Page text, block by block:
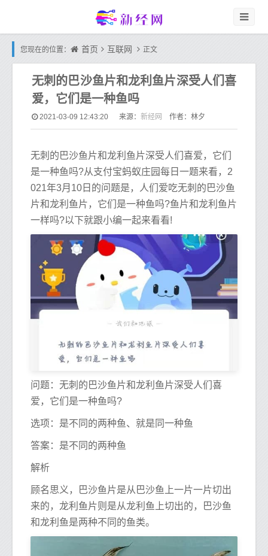
您现在的位置： 首页 互联网 正文
无刺的巴沙鱼片和龙利鱼片深受人们喜
爱，它们是一种鱼吗
2021-03-09 12:43:20 来源： 新经网 作者：林夕
无刺的巴沙鱼片和龙利鱼片深受人们喜爱，它们
是一种鱼吗?从支付宝蚂蚁庄园每日一题来看，2
021年3月10日的问题是，人们爱吃无刺的巴沙鱼
片和龙利鱼片，它们是一种鱼吗?鱼片和龙利鱼片
一样吗?以下就跟小编一起来看看!
问题：无刺的巴沙鱼片和龙利鱼片深受人们喜
爱，它们是一种鱼吗?
选项：是不同的两种鱼、就是同一种鱼
答案：是不同的两种鱼
解析
顾名思义，巴沙鱼片是从巴沙鱼上一片一片切出
来的，龙利鱼片则是从龙利鱼上切出的，巴沙鱼
和龙利鱼是两种不同的鱼类。